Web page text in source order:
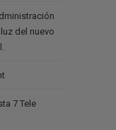
del nuevo
7 Tele